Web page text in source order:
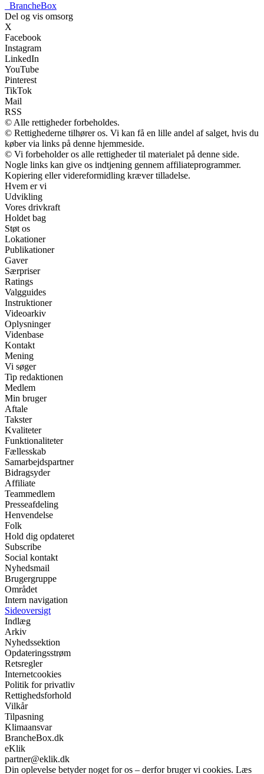
BrancheBox
Del og vis omsorg
X
Facebook
Instagram
LinkedIn
YouTube
Pinterest
TikTok
Mail
RSS
© Alle rettigheder forbeholdes.
© Rettighederne tilhører os. Vi kan få en lille andel af salget, hvis du
køber via links på denne hjemmeside.
© Vi forbeholder os alle rettigheder til materialet på denne side.
Nogle links kan give os indtjening gennem affiliateprogrammer.
Kopiering eller videreformidling kræver tilladelse.
Hvem er vi
Udvikling
Vores drivkraft
Holdet bag
Støt os
Lokationer
Publikationer
Gaver
Særpriser
Ratings
Valgguides
Instruktioner
Videoarkiv
Oplysninger
Videnbase
Kontakt
Mening
Vi søger
Tip redaktionen
Medlem
Min bruger
Aftale
Takster
Kvaliteter
Funktionaliteter
Fællesskab
Samarbejdspartner
Bidragsyder
Affiliate
Teammedlem
Presseafdeling
Henvendelse
Folk
Hold dig opdateret
Subscribe
Social kontakt
Nyhedsmail
Brugergruppe
Området
Intern navigation
Sideoversigt
Indlæg
Arkiv
Nyhedssektion
Opdateringsstrøm
Retsregler
Internetcookies
Politik for privatliv
Rettighedsforhold
Vilkår
Tilpasning
Klimaansvar
BrancheBox.dk
eKlik
partner@eklik.dk
Din oplevelse betyder noget for os – derfor bruger vi cookies. Læs